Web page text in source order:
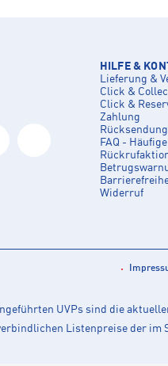
HILFE &
Lieferung &
Click &
Click &
Zahlung
Rücksendung
FAQ -
Widerruf
UVPs sind die
Listenpreise der im